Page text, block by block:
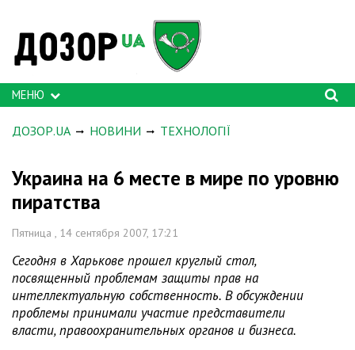
МЕНЮ
ДОЗОР.UA НОВИНИ ТЕХНОЛОГІЇ
Украина на 6 месте в мире по уровню
пиратства
Пятница , 14 сентября 2007, 17:21
Сегодня в Харькове прошел круглый стол,
посвященный проблемам защиты прав на
интеллектуальную собственность. В обсуждении
проблемы принимали участие представители
власти, правоохранительных органов и бизнеса.